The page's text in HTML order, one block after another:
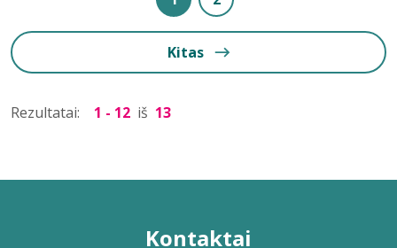
Kitas
Rezultatai: 1 - 12 iš 13
Kontaktai